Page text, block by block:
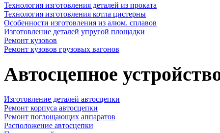
Технология изготовления деталей из проката
Технология изготовления котла цистерны
Особенности изготовления из алюм. сплавов
Изготовление деталей упругой площадки
Ремонт кузовов
Ремонт кузовов грузовых вагонов
Автосцепное
Изготовление деталей автосцепки
Ремонт корпуса автосцепки
Ремонт поглощающих аппаратов
Расположение автосцепки